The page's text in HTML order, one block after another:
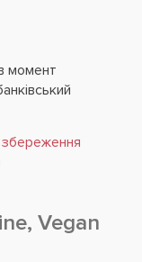
момент
збереження
Vegan